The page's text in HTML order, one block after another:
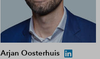
Arjan Oosterhuis